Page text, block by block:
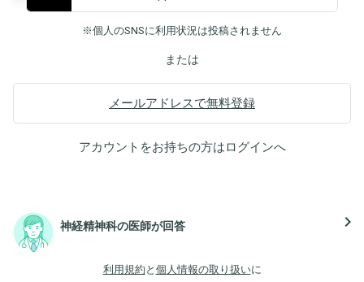
※個人のSNSに利用状況は投稿されません
または
メールアドレスで無料登録
アカウントをお持ちの方はログインへ
神経精神科の医師が回答 navigate_next
利用規約 と 個人情報の取り扱いに